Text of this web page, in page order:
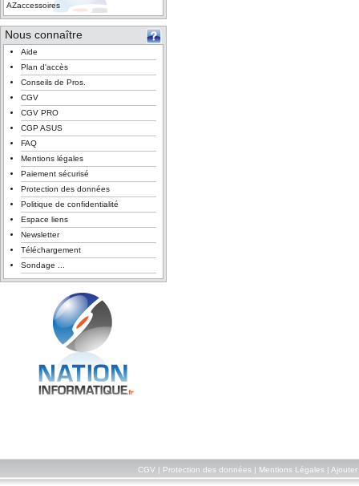
AZaccessoires
Nous connaître
Aide
Plan d'accès
Conseils de Pros.
CGV
CGV PRO
CGP ASUS
FAQ
Mentions légales
Paiement sécurisé
Protection des données
Politique de confidentialité
Espace liens
Newsletter
Téléchargement
Sondage ...
CGV Protection des données| Mentions Légales| Ajouter